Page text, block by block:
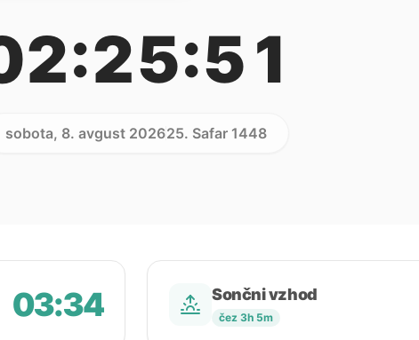
sobota, 8. avgust 202625. Safar 1448
03:34 Sončni vzhod
čez 3h 5m